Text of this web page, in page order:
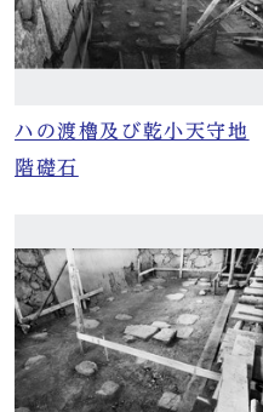
ハの渡櫓及び乾小天守地
階礎石